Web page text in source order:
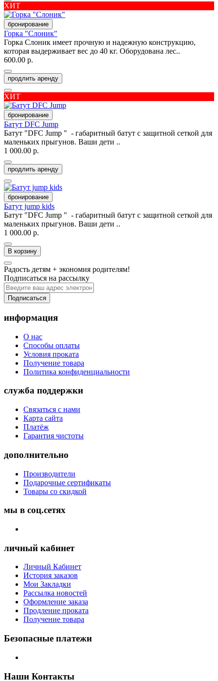
ХИТ
бронирование
Горка "Слоник"
Горка Слоник имеет прочную и надежную конструкцию,
которая выдерживает вес до 40 кг. Оборудована лес..
600.00 р.
продлить аренду
ХИТ
бронирование
Батут DFC Jump
Батут "DFC Jump " - габаритный батут с защитной сеткой для
маленьких прыгунов. Ваши дети ..
1 000.00 р.
продлить аренду
бронирование
Батут jump kids
Батут "DFC Jump " - габаритный батут с защитной сеткой для
маленьких прыгунов. Ваши дети ..
1 000.00 р.
В корзину
Радость детям + экономия родителям!
Подписаться на рассылку
Подписаться
информация
О нас
Способы оплаты
Условия проката
Получение товара
Политика конфиденциальности
служба поддержки
Связаться с нами
Карта сайта
Платёж
Гарантия чистоты
дополнительно
Производители
Подарочные сертификаты
Товары со скидкой
мы в соц.сетях
личный кабинет
Личный Кабинет
История заказов
Мои Закладки
Рассылка новостей
Оформление заказа
Продление проката
Получение товара
Безопасные платежи
Наши Контакты